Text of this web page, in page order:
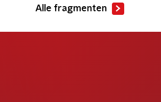
Alle fragmenten